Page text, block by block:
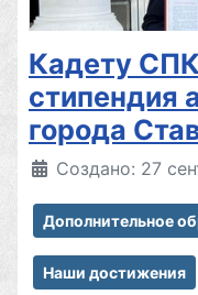
Кадету
стипендия
города
Создано: 27
Дополнительное
Наши достижения